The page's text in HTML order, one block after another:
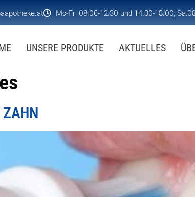
Mo-Fr: 08.00-12.30 und 14.30-18.00,
UNSERE PRODUKTE AKTUELLES
ZAHN